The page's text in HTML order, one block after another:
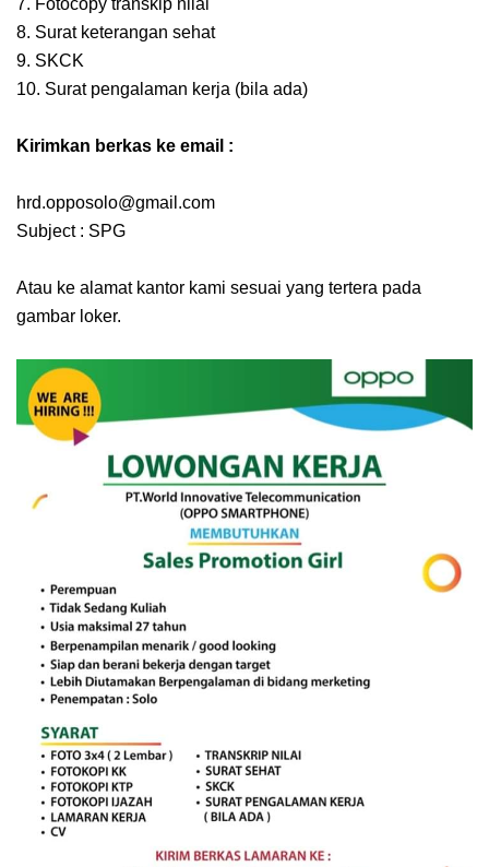
8. Surat keterangan sehat
9. SKCK
10. Surat pengalaman kerja (bila ada)
Kirimkan berkas ke email :
hrd.opposolo@gmail.com
Subject : SPG
Atau ke alamat kantor kami sesuai yang tertera pada
gambar loker.